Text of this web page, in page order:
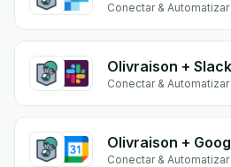
Conectar & Automatizar
Olivraison + Slack
Conectar & Automatizar
Olivraison +
Conectar & Automatizar